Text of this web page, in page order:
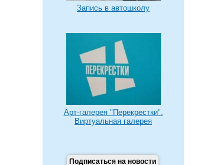
Запись в автошколу
Арт-галерея "Перекрестки".
Виртуальная галерея
Подписаться на новости